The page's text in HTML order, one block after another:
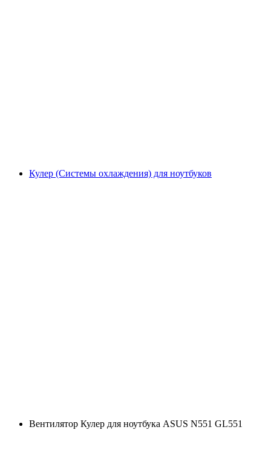
Кулер (Системы охлаждения) для ноутбуков
Вентилятор Кулер для ноутбука ASUS N551 GL551